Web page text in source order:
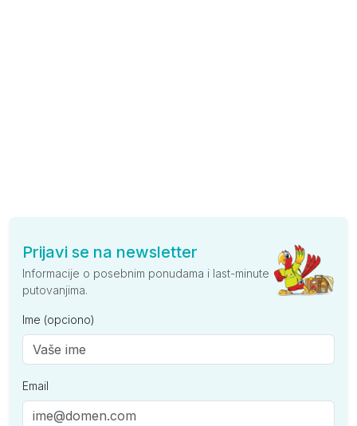
Prijavi se na newsletter
Informacije o posebnim ponudama i last-minute
putovanjima.
Ime (opciono)
Email